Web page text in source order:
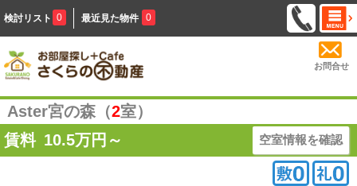
検討リスト 0 最近見た物件 0
お問合せ
Aster宮の森（2室）
賃料 10.5万円～ 空室情報を確認